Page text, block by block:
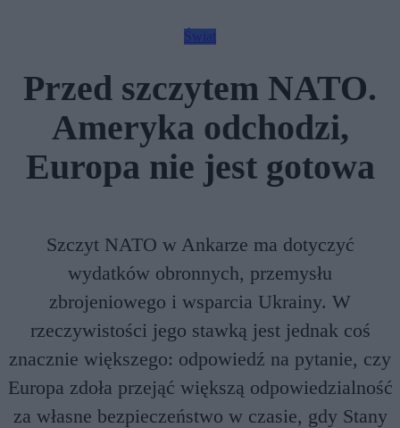
Przed szczytem NATO.
Ameryka odchodzi,
Europa nie jest gotowa
Szczyt NATO w Ankarze ma dotyczyć
wydatków obronnych, przemysłu
zbrojeniowego i wsparcia Ukrainy. W
rzeczywistości jego stawką jest jednak coś
znacznie większego: odpowiedź na pytanie, czy
Europa zdoła przejąć większą odpowiedzialność
za własne bezpieczeństwo w czasie, gdy Stany